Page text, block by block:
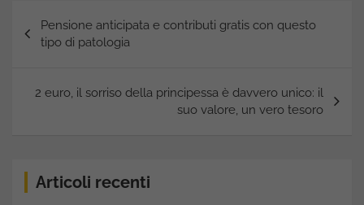
Navigazione
articoli
Pensione anticipata e contributi gratis con questo
tipo di patologia
2 euro, il sorriso della principessa è davvero unico: il
suo valore, un vero tesoro
Articoli recenti